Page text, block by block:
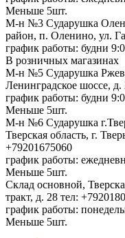
Меньше 5шт.
М-н №3 Сударушка
район, п. Оленино, ул.
график работы: будни
В розничных магазинах
М-н №5 Сударушка Ржев,
Ленинградское шоссе, д.
график работы: будни
Меньше 5шт.
М-н №6 Сударушка
Тверская область, г.
+79201675060
график работы:
Меньше 5шт.
Склад основной,
тракт, д. 28 тел:
график работы:
Меньше 5шт.